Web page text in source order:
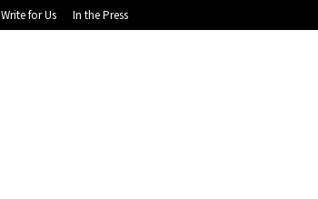
Write for Us In the Press